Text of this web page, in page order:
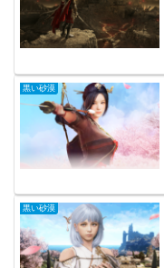
黒い砂漠
黒い砂漠